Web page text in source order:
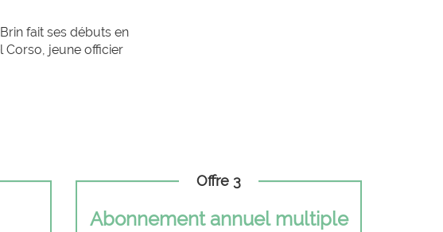
fait ses débuts en
Corso, jeune officier
Offre 3
Abonnement annuel multiple